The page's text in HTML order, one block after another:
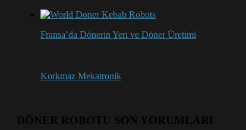
Fransa’da Dönerin Yeri ve Döner Üretimi
Korkmaz Mekatronik
DÖNER ROBOTU SON YORUMLARI